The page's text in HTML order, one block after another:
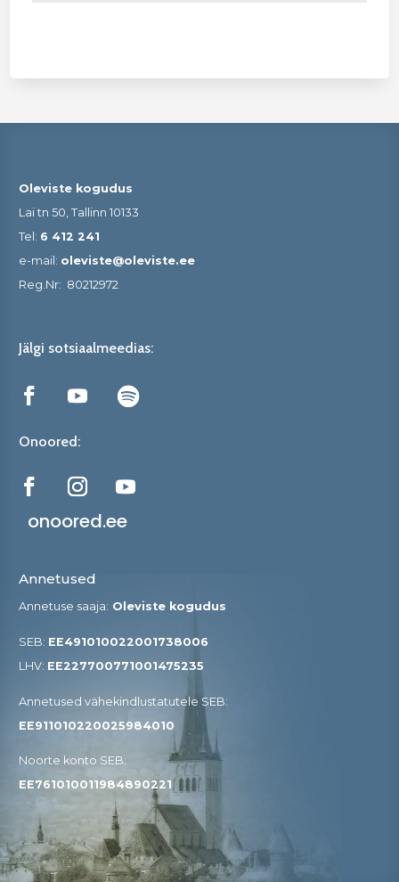
Oleviste kogudus
Lai tn 50, Tallinn 10133
Tel: 6 412 241
e-mail: oleviste@oleviste.ee
Reg.Nr: 80212972
Jälgi sotsiaalmeedias:
Onoored:
onoored.ee
Annetused
Annetuse saaja: Oleviste kogudus
SEB: EE491010022001738006
LHV: EE227700771001475235
Annetused vähekindlustatutele SEB​:
EE911010220025984010
Noorte konto SEB:
EE761010011984890221